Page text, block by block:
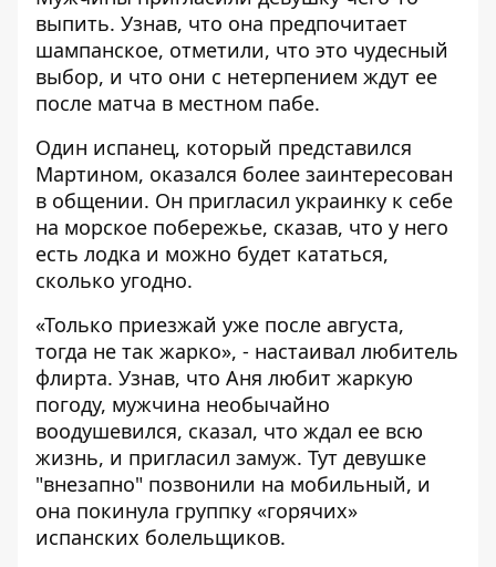
выпить. Узнав, что она предпочитает
шампанское, отметили, что это чудесный
выбор, и что они с нетерпением ждут ее
после матча в местном пабе.
Один испанец, который представился
Мартином, оказался более заинтересован
в общении. Он пригласил украинку к себе
на морское побережье, сказав, что у него
есть лодка и можно будет кататься,
сколько угодно.
«Только приезжай уже после августа,
тогда не так жарко», - настаивал любитель
флирта. Узнав, что Аня любит жаркую
погоду, мужчина необычайно
воодушевился, сказал, что ждал ее всю
жизнь, и пригласил замуж. Тут девушке
"внезапно" позвонили на мобильный, и
она покинула группку «горячих»
испанских болельщиков.